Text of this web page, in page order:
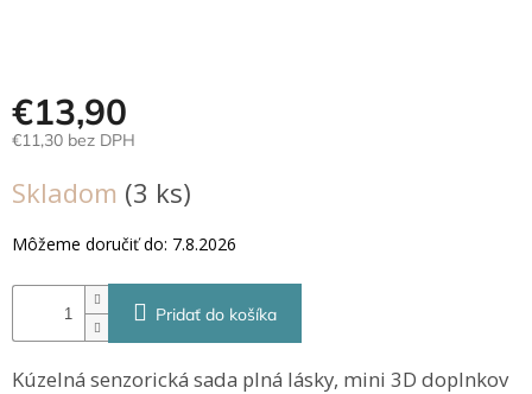
Prihlásenie
€13,90
€11,30 bez DPH
cena:
Skladom (3 ks)
Môžeme doručiť do: 7.8.2026
Pridať do košíka
Kúzelná senzorická sada plná lásky, mini 3D doplnkov